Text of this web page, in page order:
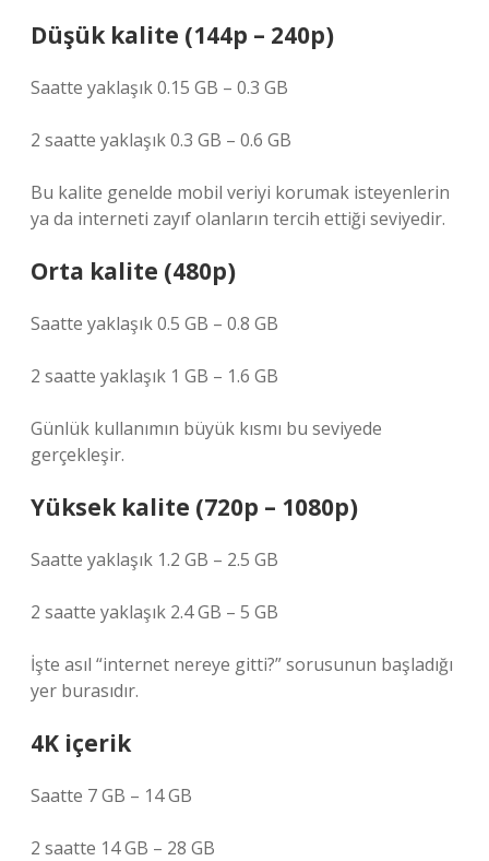
Düşük kalite (144p – 240p)
Saatte yaklaşık 0.15 GB – 0.3 GB
2 saatte yaklaşık 0.3 GB – 0.6 GB
Bu kalite genelde mobil veriyi korumak isteyenlerin
ya da interneti zayıf olanların tercih ettiği seviyedir.
Orta kalite (480p)
Saatte yaklaşık 0.5 GB – 0.8 GB
2 saatte yaklaşık 1 GB – 1.6 GB
Günlük kullanımın büyük kısmı bu seviyede
gerçekleşir.
Yüksek kalite (720p – 1080p)
Saatte yaklaşık 1.2 GB – 2.5 GB
2 saatte yaklaşık 2.4 GB – 5 GB
İşte asıl “internet nereye gitti?” sorusunun başladığı
yer burasıdır.
4K içerik
Saatte 7 GB – 14 GB
2 saatte 14 GB – 28 GB